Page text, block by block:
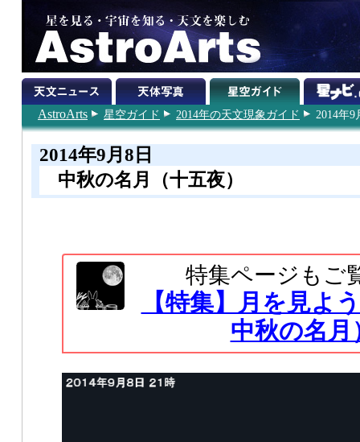
AstroArts 星空ガイド 2014年の天文現象ガイド 2014年9
2014年9月8日
中秋の名月（十五夜）
特集ページもご
【特集】月を見よ
中秋の名月